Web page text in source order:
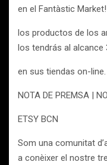
en el Fantàstic
los productos de los
los tendrás al alcance
en sus tiendas on-line.
NOTA DE PREMSA |
ETSY BCN
Som una comunitat
a conèixer el nostre